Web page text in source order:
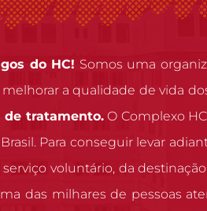
do HC! Somos uma
a qualidade de vida
de tratamento.O Complexo
Para conseguir levar
voluntário, da
das milhares de pessoas